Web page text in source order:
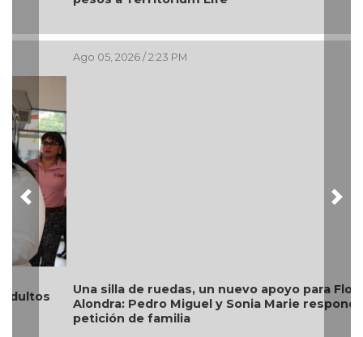
Ago 05, 2026 / 2:23 PM
Una silla de ruedas, un nuevo apoyo para Flor
Alondra: Pedro Miguel y Sonia Marie responden a
petición de familia
Previous